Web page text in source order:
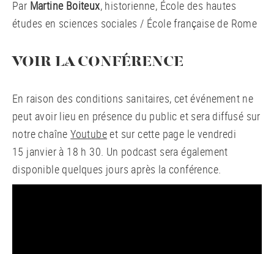
Par Martine Boiteux, historienne, École des hautes
études en sciences sociales / École française de Rome
VOIR LA CONFÉRENCE
En raison des conditions sanitaires, cet événement ne
peut avoir lieu en présence du public et sera diffusé sur
notre chaîneYoutubeet sur cette page le vendredi
15 janvier à 18 h 30. Un podcast sera également
disponible quelques jours après la conférence.